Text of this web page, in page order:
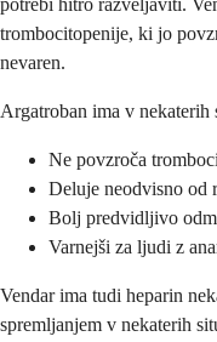
potrebi hitro razveljaviti.
trombocitopenije, ki jo
nevaren.
Argatroban ima v nekaterih
Ne povzroča
Deluje neodvisno od
Bolj predvidljivo
Varnejši za ljudi z
Vendar ima tudi heparin
spremljanjem v nekaterih